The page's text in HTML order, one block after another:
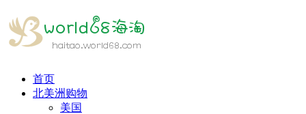
首页
北美洲购物
美国